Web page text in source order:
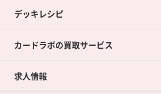
デッキレシピ
カードラボの買取サービス
カードラボの買取サービスTOP
求人情報